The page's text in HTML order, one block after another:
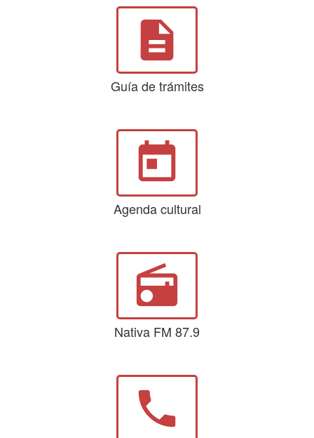
description
Guía de trámites
today
Agenda cultural
radio
Nativa FM 87.9
phone